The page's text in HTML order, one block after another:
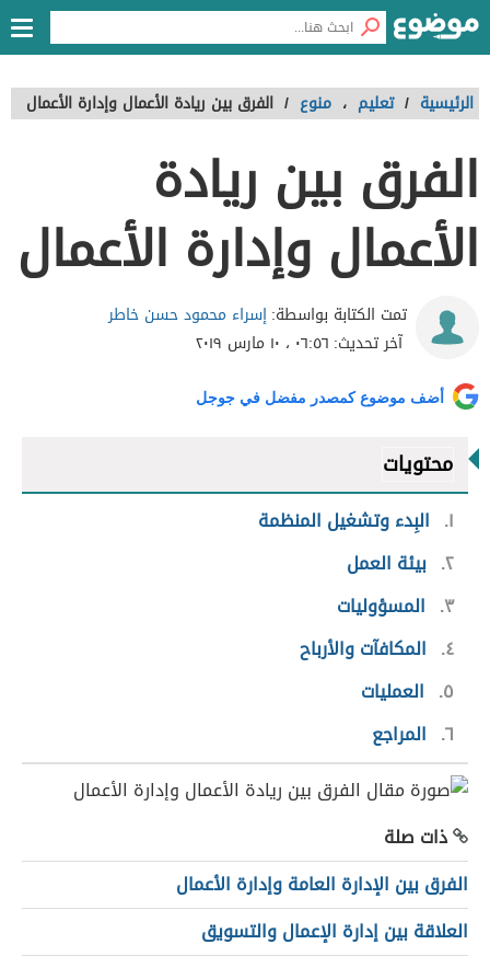
الرئيسية / تعليم ، منوع / الفرق بين ريادة الأعمال وإدارة الأعمال
الفرق بين ريادة
الأعمال وإدارة الأعمال
تمت الكتابة بواسطة:إسراء محمود حسن خاطر
آخر تحديث: ٠٦:٥٦ ، ١٠ مارس ٢٠١٩
أضف موضوع كمصدر مفضل في جوجل
محتويات
١
البِدء وتشغيل المنظمة
٢ بيئة العمل
٣
المسؤوليات
٤
المكافآت والأرباح
٥
العمليات
٦ المراجع
ذات صلة
الفرق بين الإدارة العامة وإدارة الأعمال
العلاقة بين إدارة الإعمال والتسويق